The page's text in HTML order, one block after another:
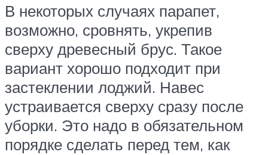
В некоторых случаях парапет,
возможно, сровнять, укрепив
сверху древесный брус. Такое
вариант хорошо подходит при
застеклении лоджий. Навес
устраивается сверху сразу после
уборки. Это надо в обязательном
порядке сделать перед тем, как